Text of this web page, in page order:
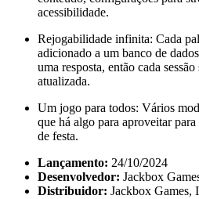
acessibilidade.
Rejogabilidade infinita: Cada
adicionado a um banco de
uma resposta, então cada
atualizada.
Um jogo para todos: Vários
que há algo para aproveitar
de festa.
Lançamento: 24/10/2024
Desenvolvedor: Jackbox
Distribuidor: Jackbox Games,